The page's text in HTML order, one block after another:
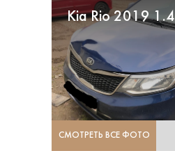
Kia Rio 2019 1.4
СМОТРЕТЬ ВСЕ ФОТО